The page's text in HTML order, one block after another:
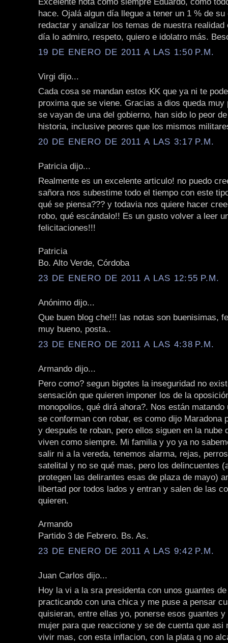
hace. Ojalá algun día llegue a tener un 1 % de su
redactar y analizar los temas de nuestra realidad
día lo admiro, respeto, quiero e idolatro más.
19 DE ENERO DE 2011 A LAS 1:50 P.M.
Virgi dijo...
Cada cosa se mandan estos KK que ya ni te
proxima que se viene. Gracias a dios queda muy
se vayan de una del gobierno, han sido lo peor
historia, inclusive peores que los mismos
20 DE ENERO DE 2011 A LAS 3:17 P.M.
Patricia dijo...
Realmente es un excelente articulo! no puedo
sañora nos subestime todo el tiempo con este
qué se piensa??? y todavia nos quiere hacer
robo, qué escándalo!! Es un gusto volver a leer
felicitaciones!!!
Patricia
Bo. Alto Verde, Córdoba
23 DE ENERO DE 2011 A LAS 12:55 P.M.
Anónimo dijo...
Que buen blog che!!! las notas son buenisimas,
muy bueno, posta..
23 DE ENERO DE 2011 A LAS 4:38 P.M.
Armando dijo...
Pero como? segun bigotes la inseguridad no
sensación que quieren imponer los de la
monopolios, qué dirá ahora?. Nos están matando
se conforman con robar, es como dijo Maradona
y después te roban, pero ellos siguen en la nube
viven como siempre. Mi familia y yo ya no
salir ni a la vereda, tenemos alarma, rejas,
satelital y no se qué mas, pero los delincuentes
protegen las delirantes esas de plaza de mayo)
libertad por todos lados y entran y salen de las
quieren.
Armando
Partido 3 de Febrero. Bs. As.
23 DE ENERO DE 2011 A LAS 9:42 P.M.
Juan Carlos dijo...
Hoy la vi a la sra presidenta con unos guantes
practicando con una chica y me puse a pensar
quisieran, entre ellas yo, ponerse esos guantes
mujer para que reaccione y se de cuenta que asi
vivir mas, con esta inflacion, con la plata q no